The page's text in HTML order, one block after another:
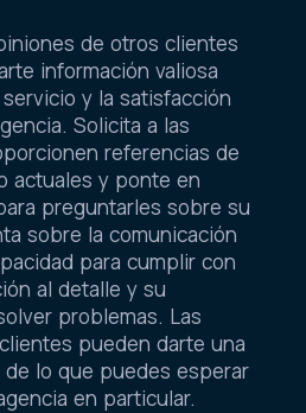
de otros clientes
información valiosa
y la satisfacción
Solicita a las
referencias de
actuales y ponte en
preguntarles sobre su
sobre la comunicación
para cumplir con
al detalle y su
problemas. Las
pueden darte una
lo que puedes esperar
en particular.